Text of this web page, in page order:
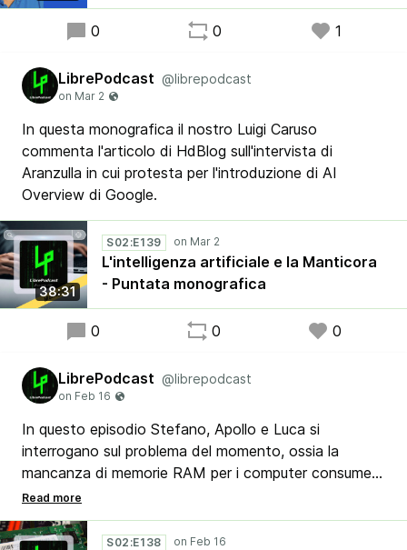
0 0 1
LibrePodcast @librepodcast
In questa monografica il nostro Luigi Caruso
commenta l'articolo di HdBlog sull'intervista di
Aranzulla in cui protesta per l'introduzione di AI
Overview di Google.
38:31
S02:E139
L'intelligenza artificiale e la Manticora
- Puntata monografica
0 0 0
LibrePodcast @librepodcast
In questo episodio Stefano, Apollo e Luca si
interrogano sul problema del momento, ossia la
mancanza di memorie RAM per i computer consumer,
che vengono fagocitate dalle Big Companies che
stanno sviluppando le loro intelligenze artificiali, quindi
ne hanno bisogno per i loro server. Torneremo agli
S02:E138